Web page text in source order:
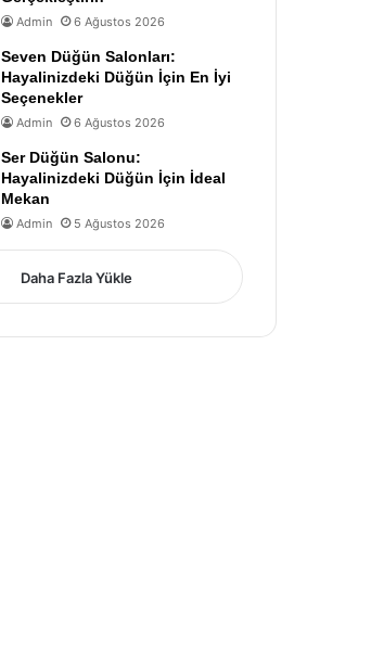
Admin 6 Ağustos 2026
Seven Düğün Salonları:
Hayalinizdeki Düğün İçin En İyi
Seçenekler
Admin 6 Ağustos 2026
Ser Düğün Salonu:
Hayalinizdeki Düğün İçin İdeal
Mekan
Admin 5 Ağustos 2026
Daha Fazla Yükle